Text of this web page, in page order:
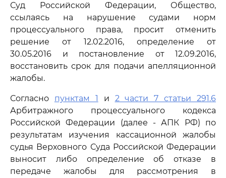
Суд Российской Федерации, Общество,
ссылаясь на нарушение судами норм
процессуального права, просит отменить
решение от 12.02.2016, определение от
30.05.2016 и постановление от 12.09.2016,
восстановить срок для подачи апелляционной
жалобы.
Согласно пунктам 1 и 2 части 7 статьи 291.6
Арбитражного процессуального кодекса
Российской Федерации (далее - АПК РФ) по
результатам изучения кассационной жалобы
судья Верховного Суда Российской Федерации
выносит либо определение об отказе в
передаче жалобы для рассмотрения в